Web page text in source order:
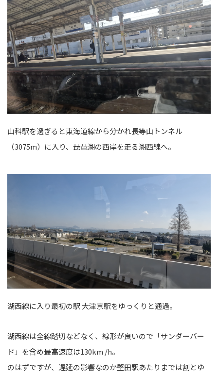
山科駅を過ぎると東海道線から分かれ長等山トンネル
（3075m）に入り、琵琶湖の西岸を走る湖西線へ。
湖西線に入り最初の駅 大津京駅をゆっくりと通過。
湖西線は全線踏切などなく、線形が良いので「サンダーバー
ド」を含め最高速度は130km /h。
のはずですが、遅延の影響なのか堅田駅あたりまでは割とゆ